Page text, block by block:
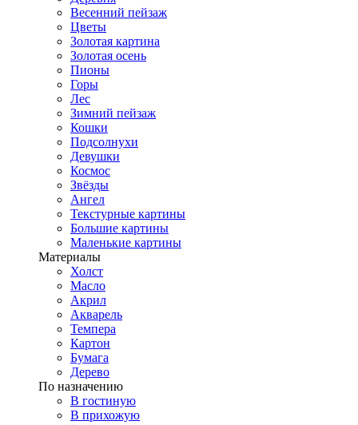
Весенний пейзаж
Цветы
Золотая картина
Золотая осень
Пионы
Горы
Лес
Зимний пейзаж
Кошки
Подсолнухи
Девушки
Космос
Звёзды
Ангел
Текстурные картины
Большие картины
Маленькие картины
Материалы
Холст
Масло
Акрил
Акварель
Темпера
Картон
Бумага
Дерево
По назначению
В гостиную
В прихожую